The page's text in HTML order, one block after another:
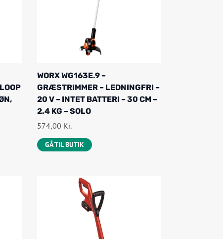
WORX WG163E.9 –
GRÆSTRIMMER – LEDNINGFRI –
20 V – INTET BATTERI – 30 CM –
2.4 KG – SOLO
574,00 Kr.
GÅ TIL BUTIK